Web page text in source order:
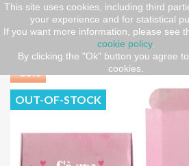
This site uses cookies, including third
your experience and for statistical
If you want more information, please see
cookie policy.
By clicking the "Ok" button you agree
cookies.
Home Gift ideas
Scatola porta
il/la mio/a padrino/madrina"
-30%
OUT-OF-STOCK